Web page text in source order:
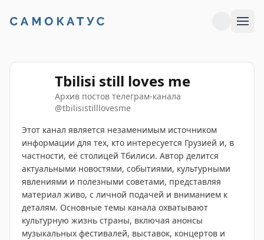
Tbilisi still loves me
Архив постов телеграм-канала
@tbilisistilllovesme
Этот канал является незаменимым источником
информации для тех, кто интересуется Грузией и, в
частности, её столицей Тбилиси. Автор делится
актуальными новостями, событиями, культурными
явлениями и полезными советами, представляя
материал живо, с личной подачей и вниманием к
деталям. Основные темы канала охватывают
культурную жизнь страны, включая анонсы
музыкальных фестивалей, выставок, концертов и